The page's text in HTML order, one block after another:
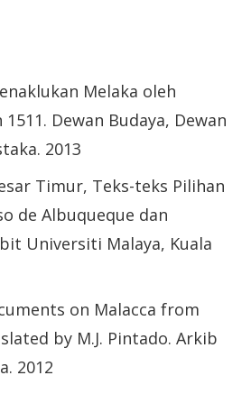
Melaka oleh
Dewan Budaya, Dewan
2013
Timur, Teks-teks Pilihan
de Albuqueque dan
Universiti Malaya, Kuala
on Malacca from
by M.J. Pintado. Arkib
2012